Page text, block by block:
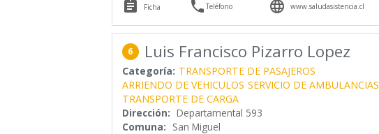
 Ficha Teléfono  www.saludasistencia.cl
6 Luis Francisco Pizarro Lopez
Categoría: TRANSPORTE DE PASAJEROS
ARRIENDO DE VEHICULOS SERVICIO DE AMBULANCIAS
TRANSPORTE DE CARGA
Dirección: Departamental 593
Comuna: San Miguel